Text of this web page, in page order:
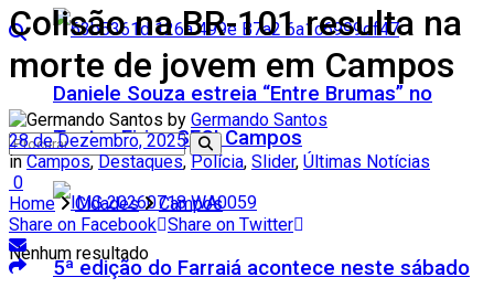
Daniele Souza estreia “Entre Brumas” no
Teatro Firjan SESI Campos
5ª edição do Farraiá acontece neste sábado
Nenhum resultado
Colisão na BR-101 resulta na
morte de jovem em Campos
by Germando Santos
28 de Dezembro, 2025
in Campos,Destaques,Polícia, Slider, Últimas Notícias
0
Home
Cidades
Campos
Share on Facebook Share on Twitter